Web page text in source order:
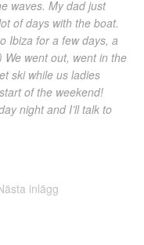
waves. My dad just
of days with the boat.
Ibiza for a few days, a
went out, went in the
ski while us ladies
of the weekend!
night and I’ll talk to
inlägg